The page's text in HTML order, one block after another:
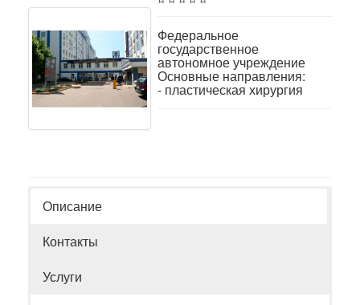
Федеральное
государственное
автономное учреждение
Основные направления:
- пластическая хирургия
Описание
Контакты
Услуги